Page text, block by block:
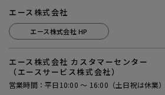
エース株式会社
エース株式会社 HP
エース株式会社 カスタマーセンター
（エースサービス株式会社）
営業時間：平日10:00 ～ 16:00（土日祝は休業）